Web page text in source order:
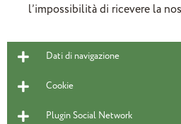
l’impossibilità di ricevere la
Dati di navigazione
Cookie
Plugin Social Network